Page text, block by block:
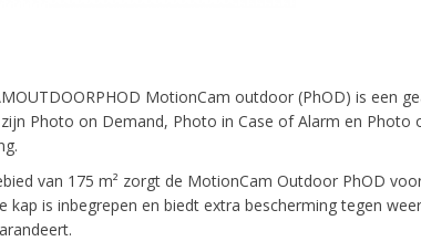
MotionCam outdoor (PhOD) is een
Photo on Demand, Photo in Case of Alarm en
van 175 m² zorgt de MotionCam Outdoor PhOD
kap is inbegrepen en biedt extra bescherming tegen